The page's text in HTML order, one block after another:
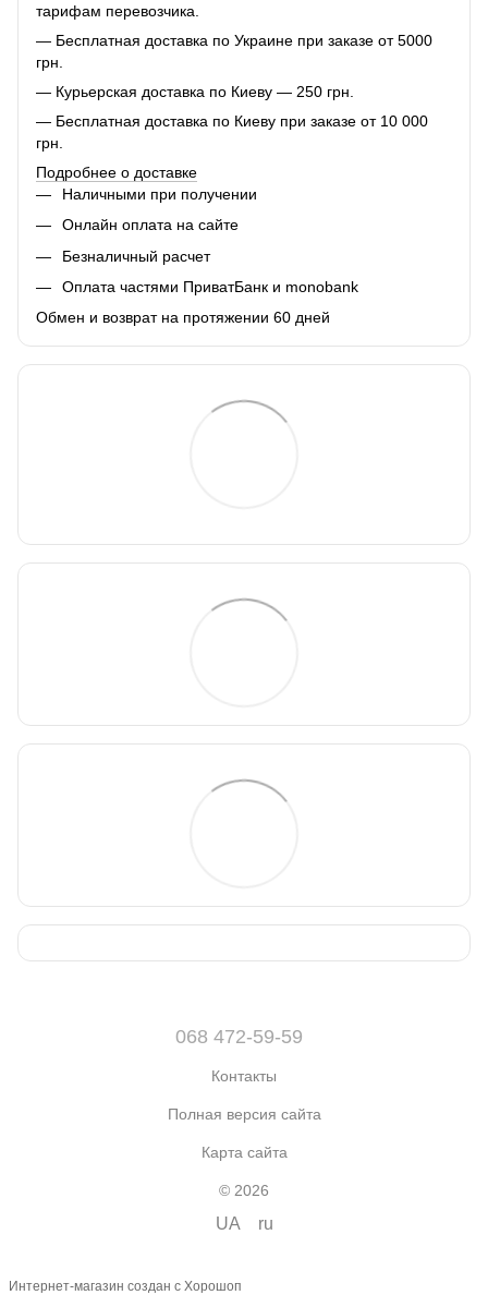
тарифам перевозчика.
— Бесплатная доставка по Украине при заказе от 5000
грн.
— Курьерская доставка по Киеву — 250 грн.
— Бесплатная доставка по Киеву при заказе от 10 000
грн.
Подробнее о доставке
Наличными при получении
Онлайн оплата на сайте
Безналичный расчет
Оплата частями ПриватБанк и monobank
Обмен и возврат на протяжении 60 дней
068 472-59-59
Контакты
Полная версия сайта
Карта сайта
© 2026
UA ru
Интернет-магазин создан с Хорошоп